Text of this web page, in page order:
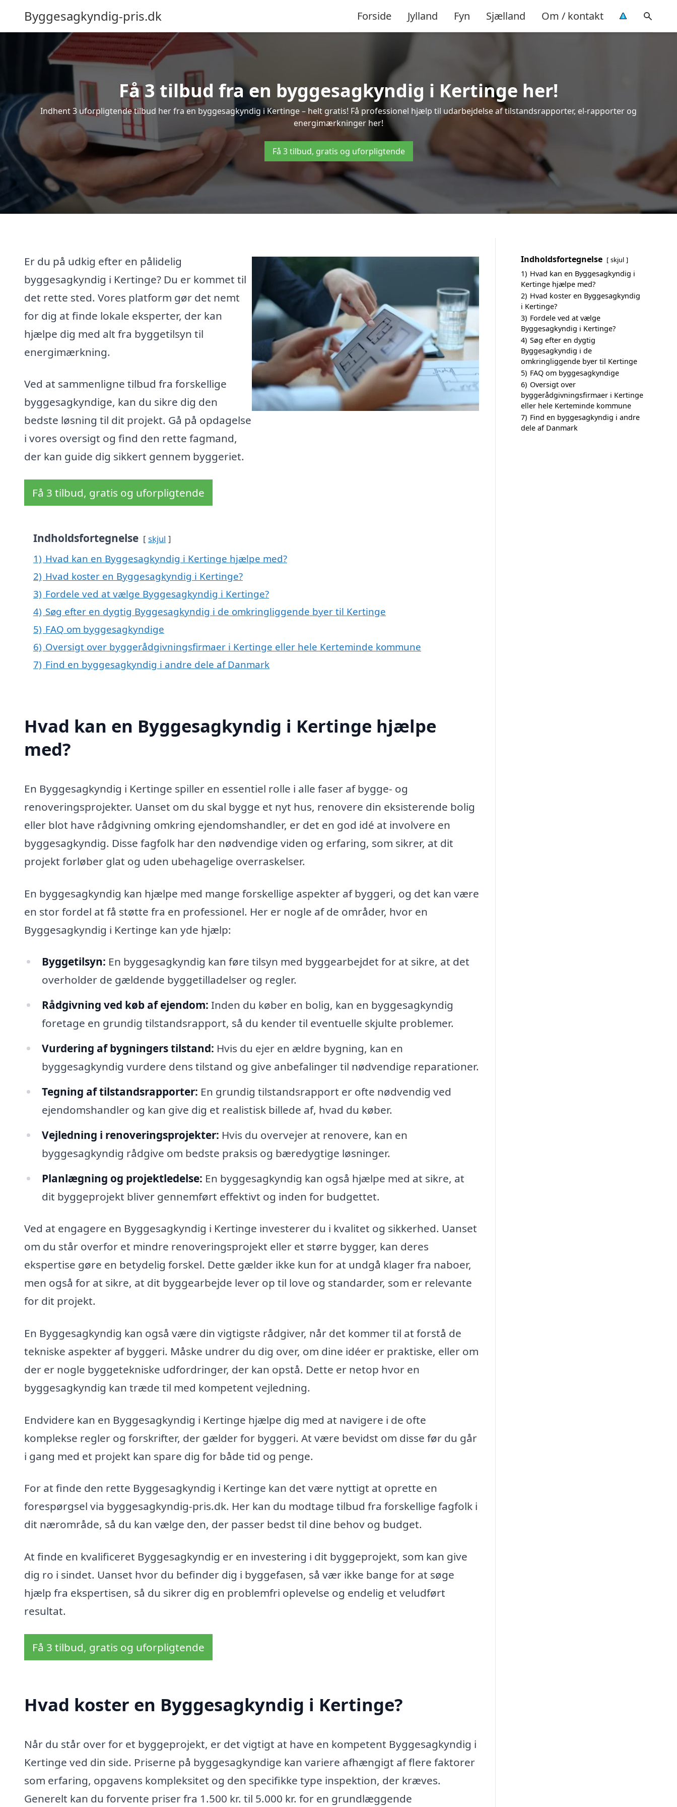
Byggesagkyndig-pris.dk Forside Jylland Fyn Sjælland Om / kontakt
Få 3 tilbud fra en byggesagkyndig i Kertinge her!
Indhent 3 uforpligtende tilbud her fra en byggesagkyndig i Kertinge – helt gratis! Få professionel hjælp til udarbejdelse af tilstandsrapporter, el-rapporter og
energimærkninger her!
Få 3 tilbud, gratis og uforpligtende
Er du på udkig efter en pålidelig
byggesagkyndig i Kertinge? Du er kommet til
det rette sted. Vores platform gør det nemt
for dig at finde lokale eksperter, der kan
hjælpe dig med alt fra byggetilsyn til
energimærkning.
Ved at sammenligne tilbud fra forskellige
byggesagkyndige, kan du sikre dig den
bedste løsning til dit projekt. Gå på opdagelse
i vores oversigt og find den rette fagmand,
der kan guide dig sikkert gennem byggeriet.
Få 3 tilbud, gratis og uforpligtende
Indholdsfortegnelse skjul
1) Hvad kan en Byggesagkyndig i Kertinge hjælpe med?
2) Hvad koster en Byggesagkyndig i Kertinge?
3) Fordele ved at vælge Byggesagkyndig i Kertinge?
4) Søg efter en dygtig Byggesagkyndig i de omkringliggende byer til Kertinge
5) FAQ om byggesagkyndige
6) Oversigt over byggerådgivningsfirmaer i Kertinge eller hele Kerteminde kommune
7) Find en byggesagkyndig i andre dele af Danmark
Hvad kan en Byggesagkyndig i Kertinge hjælpe
med?
En Byggesagkyndig i Kertinge spiller en essentiel rolle i alle faser af bygge- og
renoveringsprojekter. Uanset om du skal bygge et nyt hus, renovere din eksisterende bolig
eller blot have rådgivning omkring ejendomshandler, er det en god idé at involvere en
byggesagkyndig. Disse fagfolk har den nødvendige viden og erfaring, som sikrer, at dit
projekt forløber glat og uden ubehagelige overraskelser.
En byggesagkyndig kan hjælpe med mange forskellige aspekter af byggeri, og det kan være
en stor fordel at få støtte fra en professionel. Her er nogle af de områder, hvor en
Byggesagkyndig i Kertinge kan yde hjælp:
Byggetilsyn: En byggesagkyndig kan føre tilsyn med byggearbejdet for at sikre, at det
overholder de gældende byggetilladelser og regler.
Rådgivning ved køb af ejendom: Inden du køber en bolig, kan en byggesagkyndig
foretage en grundig tilstandsrapport, så du kender til eventuelle skjulte problemer.
Vurdering af bygningers tilstand: Hvis du ejer en ældre bygning, kan en
byggesagkyndig vurdere dens tilstand og give anbefalinger til nødvendige reparationer.
Tegning af tilstandsrapporter: En grundig tilstandsrapport er ofte nødvendig ved
ejendomshandler og kan give dig et realistisk billede af, hvad du køber.
Vejledning i renoveringsprojekter: Hvis du overvejer at renovere, kan en
byggesagkyndig rådgive om bedste praksis og bæredygtige løsninger.
Planlægning og projektledelse: En byggesagkyndig kan også hjælpe med at sikre, at
dit byggeprojekt bliver gennemført effektivt og inden for budgettet.
Ved at engagere en Byggesagkyndig i Kertinge investerer du i kvalitet og sikkerhed. Uanset
om du står overfor et mindre renoveringsprojekt eller et større bygger, kan deres
ekspertise gøre en betydelig forskel. Dette gælder ikke kun for at undgå klager fra naboer,
men også for at sikre, at dit byggearbejde lever op til love og standarder, som er relevante
for dit projekt.
En Byggesagkyndig kan også være din vigtigste rådgiver, når det kommer til at forstå de
tekniske aspekter af byggeri. Måske undrer du dig over, om dine idéer er praktiske, eller om
der er nogle byggetekniske udfordringer, der kan opstå. Dette er netop hvor en
byggesagkyndig kan træde til med kompetent vejledning.
Endvidere kan en Byggesagkyndig i Kertinge hjælpe dig med at navigere i de ofte
komplekse regler og forskrifter, der gælder for byggeri. At være bevidst om disse før du går
i gang med et projekt kan spare dig for både tid og penge.
For at finde den rette Byggesagkyndig i Kertinge kan det være nyttigt at oprette en
forespørgsel via byggesagkyndig-pris.dk. Her kan du modtage tilbud fra forskellige fagfolk i
dit nærområde, så du kan vælge den, der passer bedst til dine behov og budget.
At finde en kvalificeret Byggesagkyndig er en investering i dit byggeprojekt, som kan give
dig ro i sindet. Uanset hvor du befinder dig i byggefasen, så vær ikke bange for at søge
hjælp fra ekspertisen, så du sikrer dig en problemfri oplevelse og endelig et veludført
resultat.
Få 3 tilbud, gratis og uforpligtende
Hvad koster en Byggesagkyndig i Kertinge?
Når du står over for et byggeprojekt, er det vigtigt at have en kompetent Byggesagkyndig i
Kertinge ved din side. Priserne på byggesagkyndige kan variere afhængigt af flere faktorer
som erfaring, opgavens kompleksitet og den specifikke type inspektion, der kræves.
Generelt kan du forvente priser fra 1.500 kr. til 5.000 kr. for en grundlæggende
Indholdsfortegnelse skjul
1) Hvad kan en Byggesagkyndig i
Kertinge hjælpe med?
2) Hvad koster en Byggesagkyndig
i Kertinge?
3) Fordele ved at vælge
Byggesagkyndig i Kertinge?
4) Søg efter en dygtig
Byggesagkyndig i de
omkringliggende byer til Kertinge
5) FAQ om byggesagkyndige
6) Oversigt over
byggerådgivningsfirmaer i Kertinge
eller hele Kerteminde kommune
7) Find en byggesagkyndig i andre
dele af Danmark